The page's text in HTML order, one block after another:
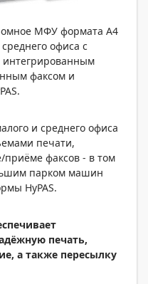
МФУ формата А4
офиса с
факсом и
и среднего офиса
печати,
приёме факсов - в том
парком машин
HyPAS.
печать,
а также пересылку